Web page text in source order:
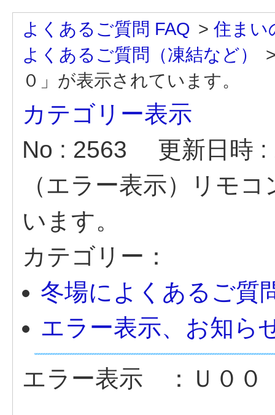
よくあるご質問 FAQ > 住まい
よくあるご質問（凍結など）
０」が表示されています。
カテゴリー表示
No : 2563
更新日時
（エラー表示）リモ
います。
カテゴリー：
冬場によくあるご質
エラー表示、お知ら
エラー表示 ：Ｕ００